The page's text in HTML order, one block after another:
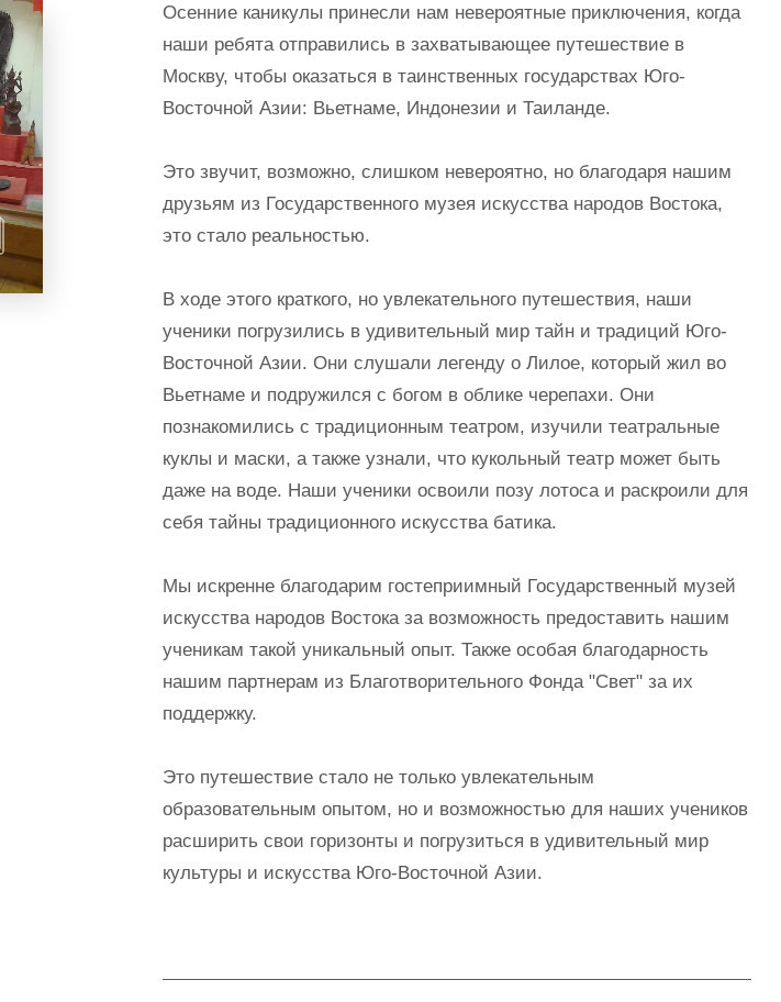
Осенние каникулы принесли нам невероятные приключения, когда
наши ребята отправились в захватывающее путешествие в
Москву, чтобы оказаться в таинственных государствах Юго-
Восточной Азии: Вьетнаме, Индонезии и Таиланде.
Это звучит, возможно, слишком невероятно, но благодаря нашим
друзьям из Государственного музея искусства народов Востока,
это стало реальностью.
В ходе этого краткого, но увлекательного путешествия, наши
ученики погрузились в удивительный мир тайн и традиций Юго-
Восточной Азии. Они слушали легенду о Лилое, который жил во
Вьетнаме и подружился с богом в облике черепахи. Они
познакомились с традиционным театром, изучили театральные
куклы и маски, а также узнали, что кукольный театр может быть
даже на воде. Наши ученики освоили позу лотоса и раскроили для
себя тайны традиционного искусства батика.
Мы искренне благодарим гостеприимный Государственный музей
искусства народов Востока за возможность предоставить нашим
ученикам такой уникальный опыт. Также особая благодарность
нашим партнерам из Благотворительного Фонда "Свет" за их
поддержку.
Это путешествие стало не только увлекательным
образовательным опытом, но и возможностью для наших учеников
расширить свои горизонты и погрузиться в удивительный мир
культуры и искусства Юго-Восточной Азии.